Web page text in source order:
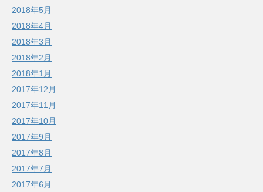
2018年5月
2018年4月
2018年3月
2018年2月
2018年1月
2017年12月
2017年11月
2017年10月
2017年9月
2017年8月
2017年7月
2017年6月